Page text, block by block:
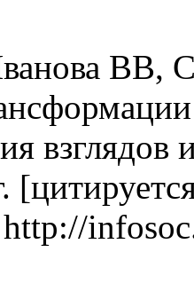
ВВ,
http://